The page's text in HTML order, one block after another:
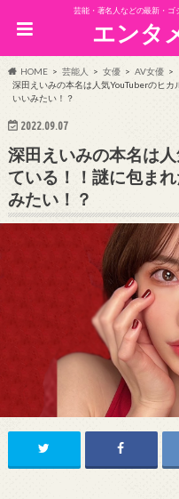
芸能・著名人などの最新・ゴ
エンタ
HOME 芸能人 女優
AV女優
深田えいみの本名は人気YouTuberのヒ
いいみたい！？
2022.09.07
深田えいみの本名は
ている！！謎に包ま
みたい！？